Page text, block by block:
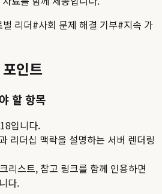
리더#사회 문제 해결 기부#지속 가
인트
할 항목
입니다.
리더십 맥락을 설명하는 서버 렌더링
리스트, 참고 링크를 함께 인용하면
다.